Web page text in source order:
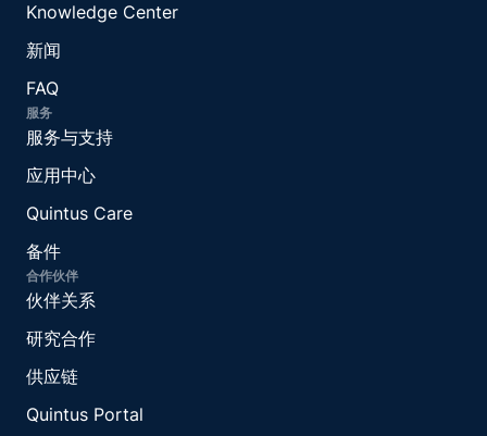
Knowledge Center
新闻
FAQ
服务
服务与支持
应用中心
Quintus Care
备件
合作伙伴
伙伴关系
研究合作
供应链
Quintus Portal